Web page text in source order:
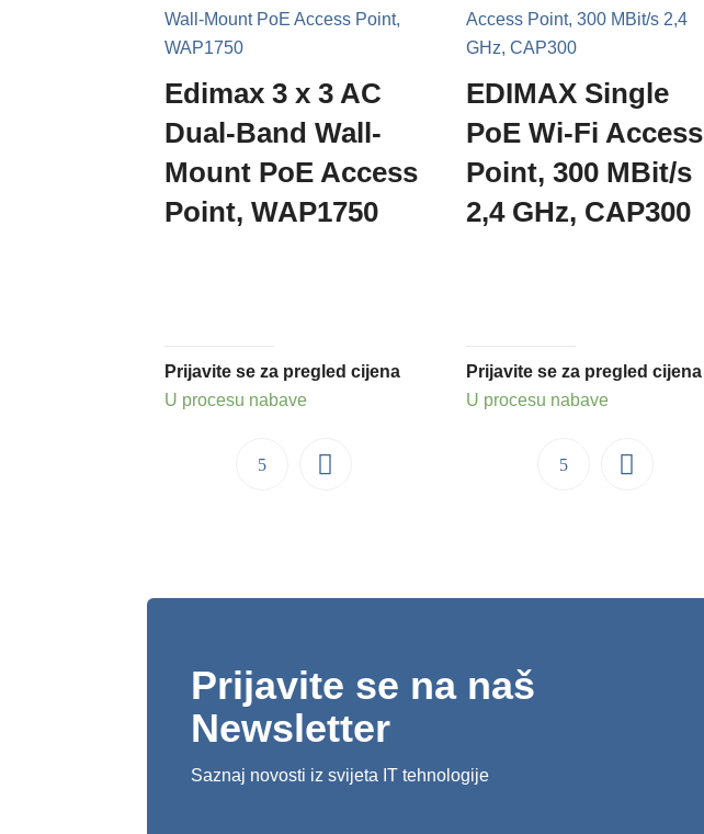
Edimax 3 x 3 AC
Dual-Band Wall-
Mount PoE Access
Point, WAP1750
Prijavite se za pregled cijena
U procesu nabave
EDIMAX Single
PoE Wi-Fi Access
Point, 300 MBit/s
2,4 GHz, CAP300
Prijavite se za pregled cijena
U procesu nabave
Prijavite se na naš
Newsletter
Saznaj novosti iz svijeta IT tehnologije